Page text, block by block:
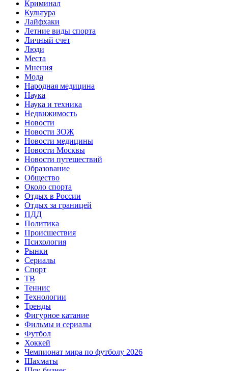
Криминал
Культура
Лайфхаки
Летние виды спорта
Личный счет
Люди
Места
Мнения
Мода
Народная медицина
Наука
Наука и техника
Недвижимость
Новости
Новости ЗОЖ
Новости медицины
Новости Москвы
Новости путешествий
Образование
Общество
Около спорта
Отдых в России
Отдых за границей
ПДД
Политика
Происшествия
Психология
Рынки
Сериалы
Спорт
ТВ
Теннис
Технологии
Тренды
Фигурное катание
Фильмы и сериалы
Футбол
Хоккей
Чемпионат мира по футболу 2026
Шахматы